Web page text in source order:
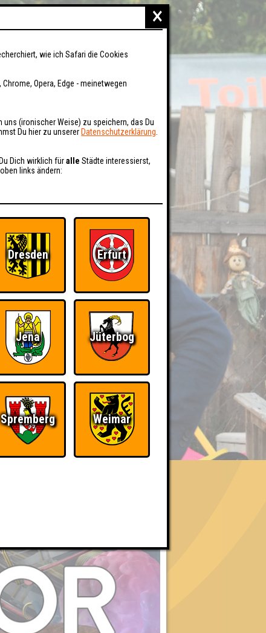
UNS
×
wie ich Safari die Cookies
Opera, Edge - meinetwegen
(ironischer Weise) zu speichern, das Du
Du hier zu unserer Datenschutzerklärung
Dich wirklich füralle Städte interessierst,
links ändern:
Dresden Erfurt
Jena Jüterbog
Spremberg Weimar